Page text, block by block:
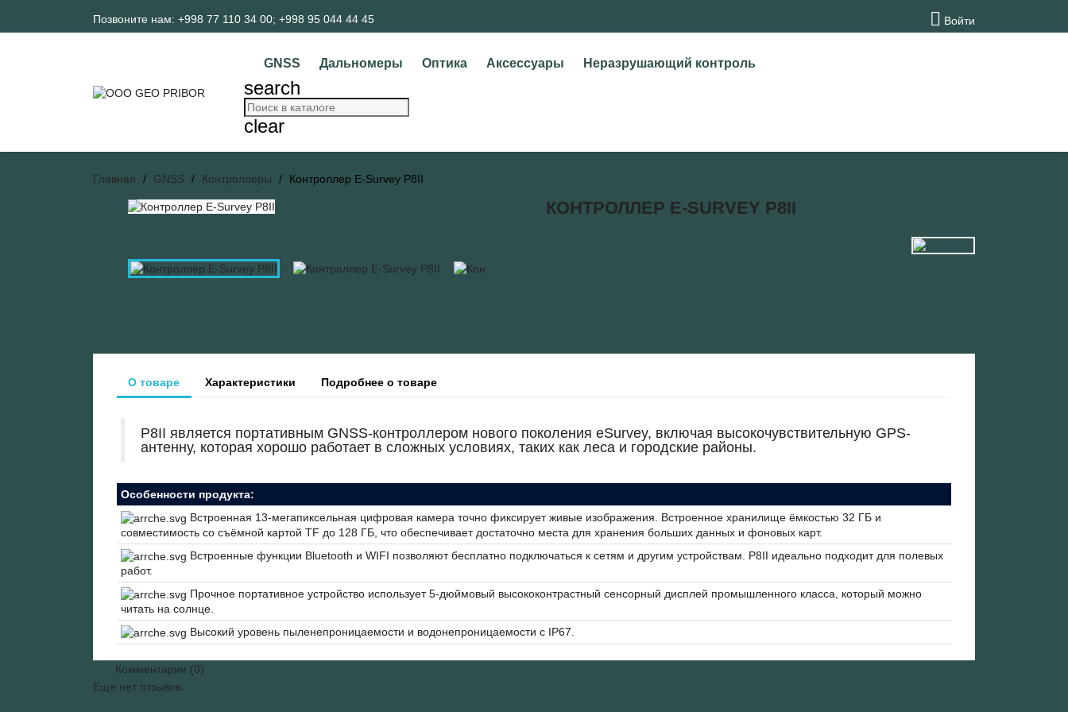
Позвоните нам: +998 77 110 34 00; +998 95 044 44 45  Войти
GNSS Дальномеры Оптика Аксессуары Неразрушающий контроль
search
clear
Главная GNSS Контроллеры Контроллер E-Survey P8II
КОНТРОЛЛЕР E-SURVEY P8II
О товаре Характеристики Подробнее о товаре
P8II является портативным GNSS-контроллером нового поколения eSurvey, включая высокочувствительную GPS-
антенну, которая хорошо работает в сложных условиях, таких как леса и городские районы.
Особенности продукта:
Встроенная 13-мегапиксельная цифровая камера точно фиксирует живые изображения. Встроенное хранилище ёмкостью 32 ГБ и
совместимость со съёмной картой TF до 128 ГБ, что обеспечивает достаточно места для хранения больших данных и фоновых карт.
Встроенные функции Bluetooth и WIFI позволяют бесплатно подключаться к сетям и другим устройствам. P8II идеально подходит для полевых
работ.
Прочное портативное устройство использует 5-дюймовый высококонтрастный сенсорный дисплей промышленного класса, который можно
читать на солнце.
Высокий уровень пыленепроницаемости и водонепроницаемости с IP67.
Комментарии (0)
Еще нет отзывов.